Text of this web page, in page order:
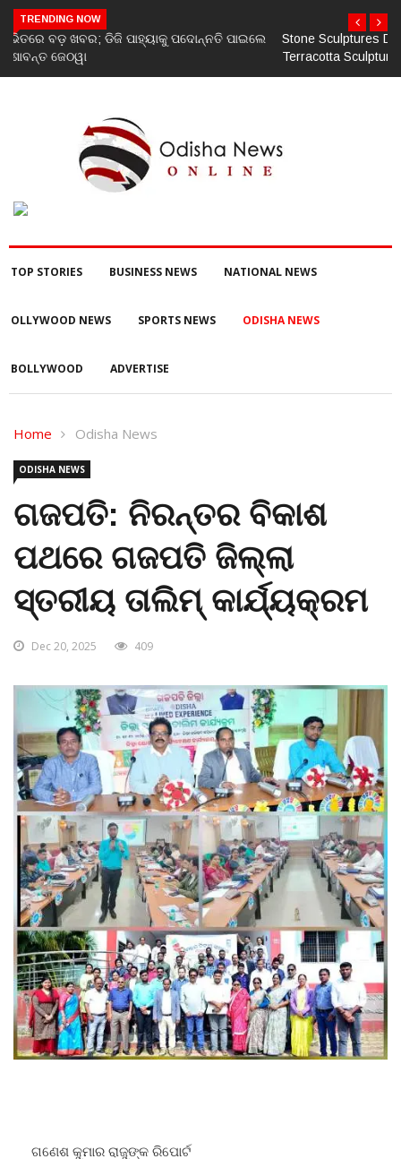
TRENDING NOW
Stone Sculptures Dating Back to the 7th–8th Centuries and
Terracotta Sculpture from the 11th–12th Centuries Unearthed
Again in Mantra-Famed Mayong, Assam
ଗଜପତି: ନିରନ୍ତର ବିକାଶ
ପଥରେ ଗଜପତି ଜିଲ୍ଲା
ସ୍ତରୀୟ ତାଲିମ୍ କାର୍ଯ୍ୟକ୍ରମ